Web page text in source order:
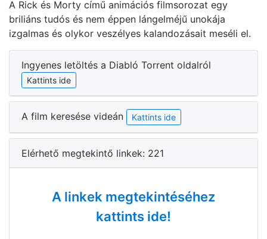
A Rick és Morty című animációs filmsorozat egy
briliáns tudós és nem éppen lángelméjű unokája
izgalmas és olykor veszélyes kalandozásait meséli el.
Ingyenes letöltés a Diabló Torrent oldalról
Kattints ide
A film keresése videán Kattints ide
Elérhető megtekintő linkek: 221
A linkek megtekintéséhez
kattints ide!